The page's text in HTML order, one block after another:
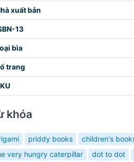
xuất bản
13
bìa
trang
khóa
priddy books children's
very hungry caterpillar
dot to dot